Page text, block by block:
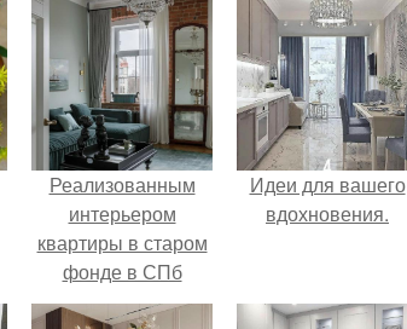
Реализованным
интерьером
квартиры в старом
фонде в СПб
делимся.
Идеи для вашего
вдохновения.